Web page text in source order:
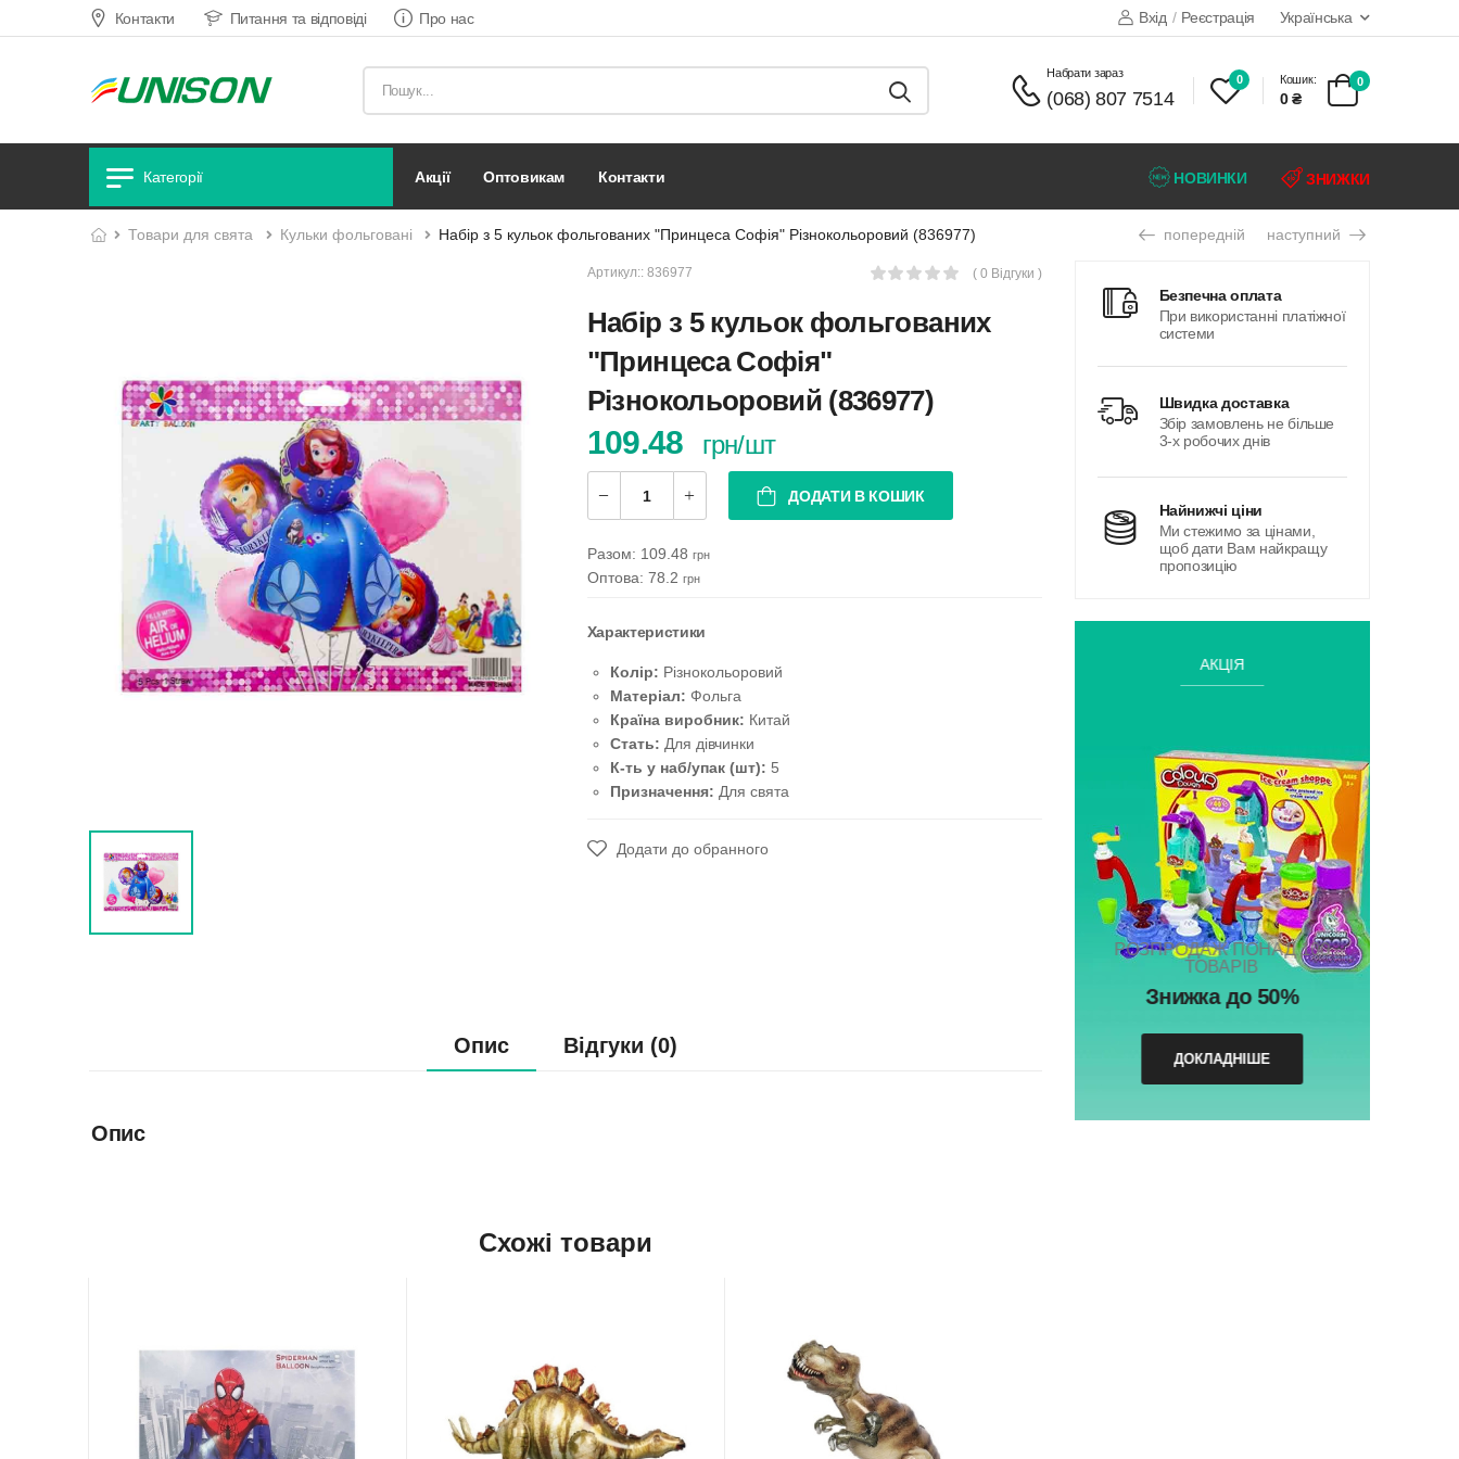
Контакти Питання та відповіді Про нас Вхід / Реєстрація Українська
набрати зараз
(068) 807 7514
0 Кошик:
0 ₴
0
Категорії акції оптовикам контакти НОВИНКИ ЗНИЖКИ
товари для свята кульки фольговані Набір з 5 кульок фольгованих "Принцеса Софія" Різнокольоровий (836977) попередній наступний
безпечна оплата
При використанні платіжної
системи
швидка доставка
Збір замовлень не більше
3-х робочих днів
найнижчі ціни
Ми стежимо за цінами,
щоб дати Вам найкращу
пропозицію
АКЦІЯ
РОЗПРОДАЖ ПОНАД 100
ТОВАРІВ
Знижка до 50%
ДОКЛАДНІШЕ
Артикул:: 836977 ( 0 Відгуки )
Набір з 5 кульок фольгованих
"Принцеса Софія"
Різнокольоровий (836977)
109.48 грн/шт
ДОДАТИ В КОШИК
Разом: 109.48 грн
Оптова: 78.2 грн
Характеристики
Колір: Різнокольоровий
Матеріал: Фольга
Країна виробник: Китай
Стать: Для дівчинки
К-ть у наб/упак (шт): 5
Призначення: Для свята
Додати до обранного
Опис Відгуки (0)
Опис
Схожі товари